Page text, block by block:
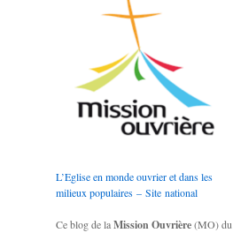
L’Eglise en monde ouvrier et dans les
milieux populaires – Site national
Ce blog de laMission Ouvrière(MO) du